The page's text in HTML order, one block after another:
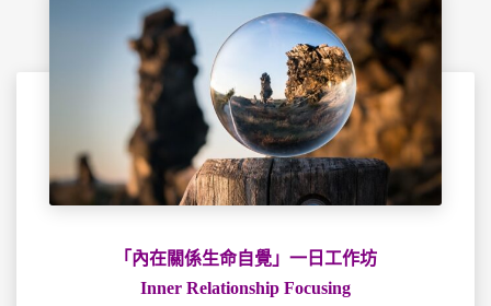
「內在關係生命自覺」一日工作坊
Inner Relationship Focusing